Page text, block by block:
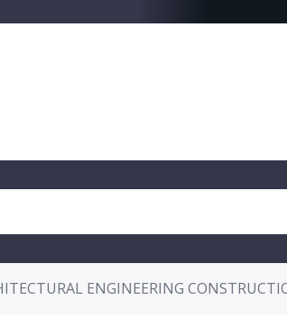
ENGINEERING